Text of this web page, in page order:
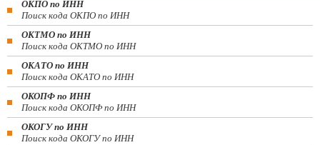
ОКПО по ИНН
Поиск кода ОКПО по ИНН
ОКТМО по ИНН
Поиск кода ОКТМО по ИНН
ОКАТО по ИНН
Поиск кода ОКАТО по ИНН
ОКОПФ по ИНН
Поиск кода ОКОПФ по ИНН
ОКОГУ по ИНН
Поиск кода ОКОГУ по ИНН